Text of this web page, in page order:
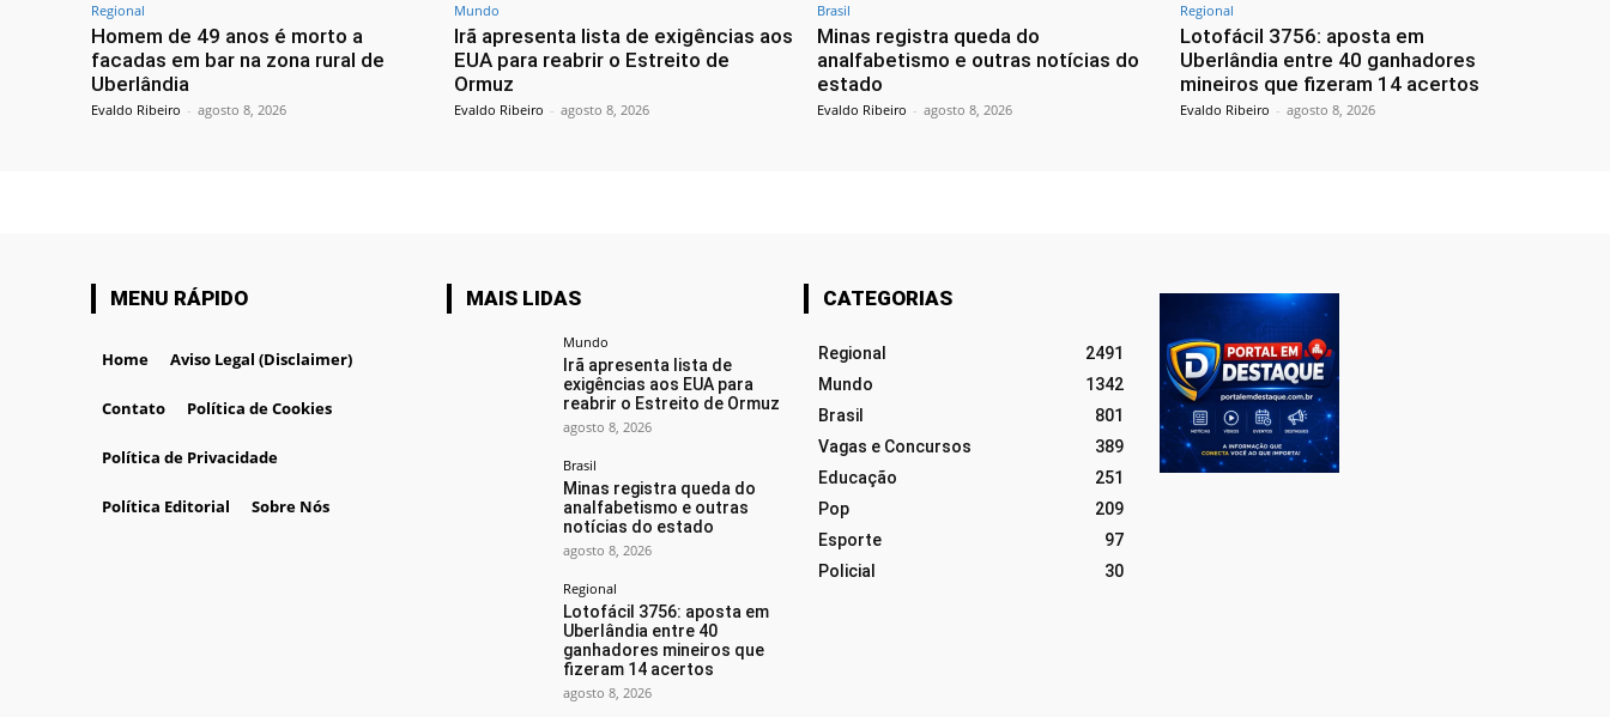
Regional
Homem de 49 anos é morto a
facadas em bar na zona rural de
Uberlândia
Evaldo Ribeiro - agosto 8, 2026
Mundo
Irã apresenta lista de exigências aos
EUA para reabrir o Estreito de
Ormuz
Evaldo Ribeiro - agosto 8, 2026
Brasil
Minas registra queda do
analfabetismo e outras notícias do
estado
Evaldo Ribeiro - agosto 8, 2026
Regional
Lotofácil 3756: aposta em
Uberlândia entre 40 ganhadores
mineiros que fizeram 14 acertos
Evaldo Ribeiro - agosto 8, 2026
MENU RÁPIDO
Home Aviso Legal (Disclaimer)
Contato Política de Cookies
Política de Privacidade
Política Editorial Sobre Nós
MAIS LIDAS
Mundo
Irã apresenta lista de
exigências aos EUA para
reabrir o Estreito de Ormuz
agosto 8, 2026
Brasil
Minas registra queda do
analfabetismo e outras
notícias do estado
agosto 8, 2026
Regional
Lotofácil 3756: aposta em
Uberlândia entre 40
ganhadores mineiros que
fizeram 14 acertos
agosto 8, 2026
CATEGORIAS
Regional
2491
Mundo
1342
Brasil
801
Vagas e Concursos
389
Educação
251
Pop
209
Esporte
97
Policial
30